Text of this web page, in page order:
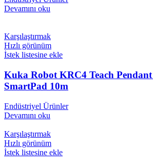
Devamını oku
Karşılaştırmak
Hızlı görünüm
İstek listesine ekle
Kuka Robot KRC4 Teach
SmartPad 10m
Endüstriyel Ürünler
Devamını oku
Karşılaştırmak
Hızlı görünüm
İstek listesine ekle